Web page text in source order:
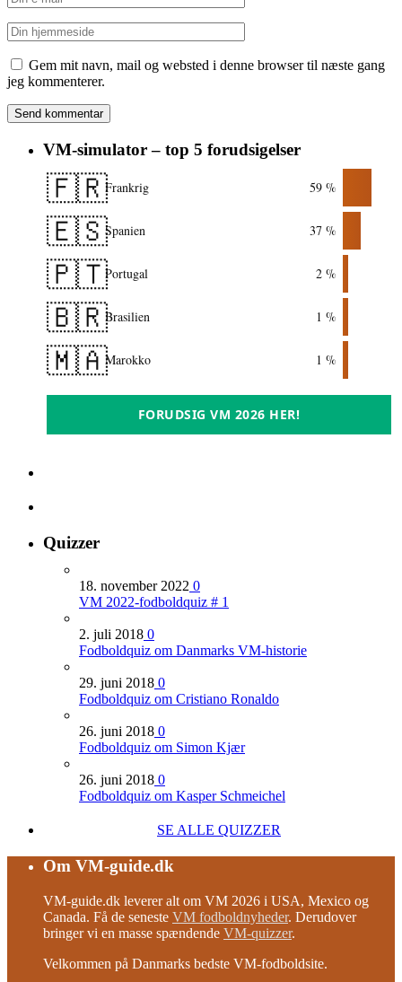
Gem mit navn, mail og websted i denne browser til næste gang
jeg kommenterer.
VM-simulator – top 5 forudsigelser
🇫🇷Frankrig 59 %
🇪🇸Spanien 37 %
🇵🇹Portugal 2 %
🇧🇷Brasilien 1 %
🇲🇦Marokko 1 %
FORUDSIG VM 2026 HER!
Quizzer
18. november 2022 0
VM 2022-fodboldquiz # 1
2. juli 2018 0
Fodboldquiz om Danmarks VM-historie
29. juni 2018 0
Fodboldquiz om Cristiano Ronaldo
26. juni 2018 0
Fodboldquiz om Simon Kjær
26. juni 2018 0
Fodboldquiz om Kasper Schmeichel
SE ALLE QUIZZER
Om VM-guide.dk
VM-guide.dk leverer alt om VM 2026 i USA, Mexico og
Canada. Få de seneste VM fodboldnyheder. Derudover
bringer vi en masse spændende VM-quizzer.
Velkommen på Danmarks bedste VM-fodboldsite.